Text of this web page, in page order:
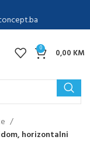
0 0,00 KM
horizontalni